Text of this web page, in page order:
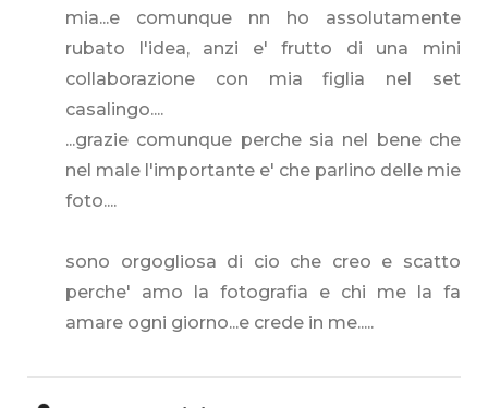
mia...e comunque nn ho assolutamente
rubato l'idea, anzi e' frutto di una mini
collaborazione con mia figlia nel set
casalingo....
...grazie comunque perche sia nel bene che
nel male l'importante e' che parlino delle mie
foto....
sono orgogliosa di cio che creo e scatto
perche' amo la fotografia e chi me la fa
amare ogni giorno...e crede in me.....